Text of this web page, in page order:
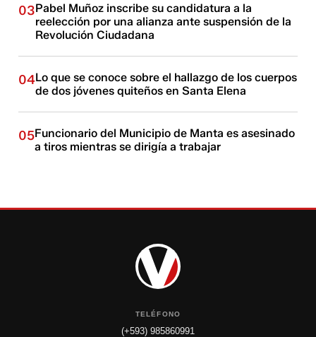
03Pabel Muñoz inscribe su candidatura a la
reelección por una alianza ante suspensión de la
Revolución Ciudadana
04Lo que se conoce sobre el hallazgo de los cuerpos
de dos jóvenes quiteños en Santa Elena
05Funcionario del Municipio de Manta es asesinado
a tiros mientras se dirigía a trabajar
TELÉFONO
(+593) 985860991